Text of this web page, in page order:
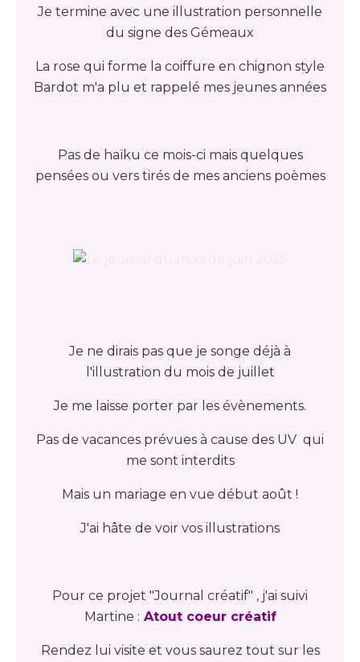
Je termine avec une illustration personnelle
du signe des Gémeaux
La rose qui forme la coiffure en chignon style
Bardot m'a plu et rappelé mes jeunes années
Pas de haïku ce mois-ci mais quelques
pensées ou vers tirés de mes anciens poèmes
Je ne dirais pas que je songe déjà à
l'illustration du mois de juillet
Je me laisse porter par les évènements.
Pas de vacances prévues à cause des UV qui
me sont interdits
Mais un mariage en vue début août !
J'ai hâte de voir vos illustrations
Pour ce projet "Journal créatif" , j'ai suivi
Martine : Atout coeur créatif
Rendez lui visite et vous saurez tout sur les